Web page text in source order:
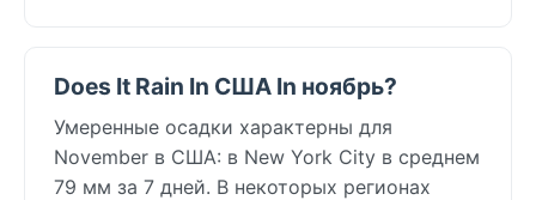
Does It Rain In США In ноябрь?
Умеренные осадки характерны для
November в США: в New York City в среднем
79 мм за 7 дней. В некоторых регионах